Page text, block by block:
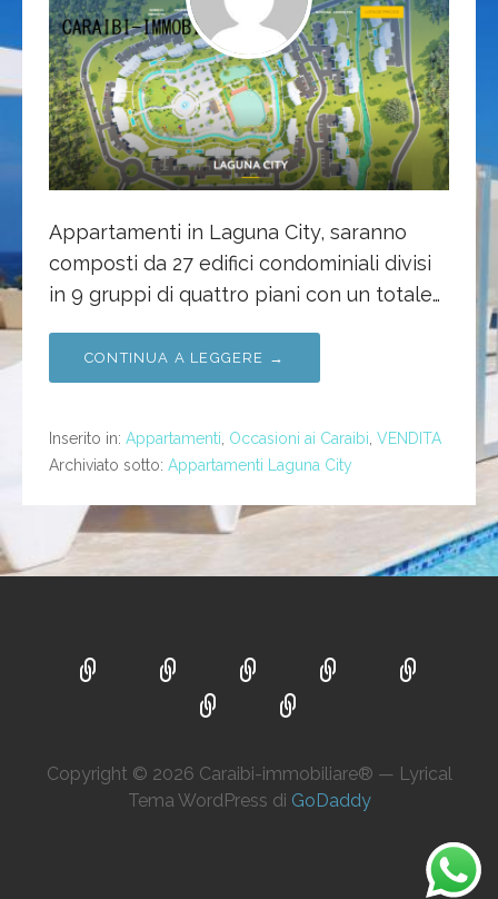
Appartamenti in Laguna City, saranno
composti da 27 edifici condominiali divisi
in 9 gruppi di quattro piani con un totale…
CONTINUA A LEGGERE →
Inserito in: Appartamenti Occasioni ai Caraibi VENDITA
Archiviato sotto: Appartamenti Laguna City
Copyright © 2026 Caraibi-immobiliare® — Lyrical
Tema WordPress di GoDaddy